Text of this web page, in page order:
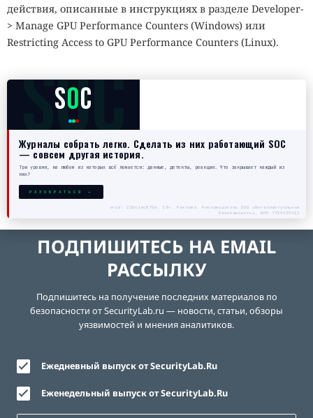
действия, описанные в инструкциях в разделе Developer-
> Manage GPU Performance Counters (Windows) или
Restricting Access to GPU Performance Counters (Linux).
SOC
SOC
Журналы собрать легко. Сделать из них работающий SOC
— совсем другая история.
Три уровня, на любом из которых всё ломается: данные, детекты, реакция. Что закрывает каждый из
них?
РАЗОБРАТЬСЯ →
erid: 2SDnjecN7Gw. 18+. Реклама. Рекламодатель ООО «Интеллектуальная
безопасность», ИНН 7719435412
ПОДПИШИТЕСЬ НА EMAIL
РАССЫЛКУ
Подпишитесь на получение последних материалов по
безопасности от SecurityLab.ru — новости, статьи, обзоры
уязвимостей и мнения аналитиков.
Ежедневный выпуск от SecurityLab.Ru
Еженедельный выпуск от SecurityLab.Ru